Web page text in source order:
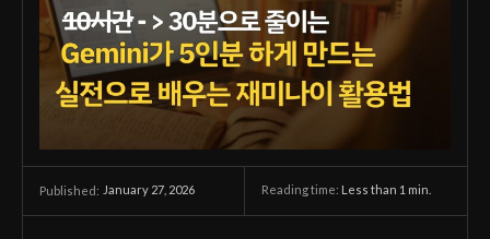
Published: January 27, 2026 Reading time: Less than 1 min.